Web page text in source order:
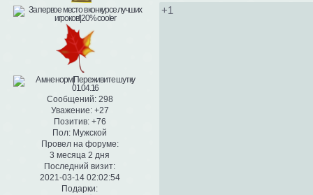
Сообщений:298
Уважение: +27
Позитив: +76
Пол: Мужской
Провел на форуме:
3 месяца 2 дня
Последний визит:
2021-03-14 02:02:54
Подарки:
+1